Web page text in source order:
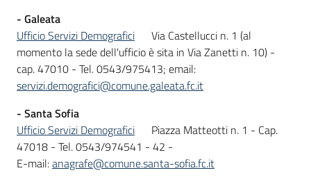
- Galeata
Ufficio Servizi Demografici
Via Castellucci n. 1 (al
momento la sede dell'ufficio è sita in Via Zanetti n. 10) -
cap. 47010 - Tel. 0543/975413; email:
servizi.demografici@comune.galeata.fc.it
- Santa Sofia
Ufficio Servizi Demografici
Piazza Matteotti n. 1 - Cap.
47018 - Tel. 0543/974541 - 42 -
E-mail:anagrafe@comune.santa-sofia.fc.it